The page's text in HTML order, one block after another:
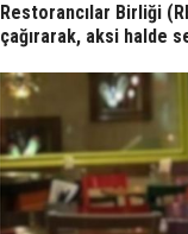
Restorancılar Birliği
çağırarak, aksi halde